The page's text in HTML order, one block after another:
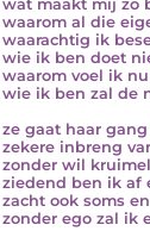
wat maakt mij zo
waarom al die
waarachtig ik
wie ik ben doet
waarom voel ik
wie ik ben zal de
ze gaat haar
zekere inbreng
zonder wil
ziedend ben ik af
zacht ook soms
zonder ego zal ik